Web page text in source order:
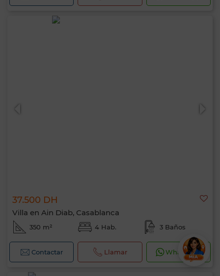
37.500 DH
Villa en Ain Diab, Casablanca
350 m² 4 Hab. 3 Baños
Contactar Llamar WhatsApp